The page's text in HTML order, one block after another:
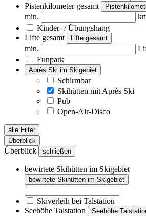
Pistenkilometer gesamt
min.
Kinder- / Übungshang
Lifte gesamt
Lifte gesamt
min.
Funpark
Après Ski im Skigebiet
Schirmbar
Skihütten mit Après Ski
Pub
Open-Air-Disco
alle Filter
Überblick
Überblick schließen
bewirtete Skihütten im Skigebiet
bewirtete Skihütten im Skigebiet
Skiverleih bei Talstation
Seehöhe Talstation
Seehöhe